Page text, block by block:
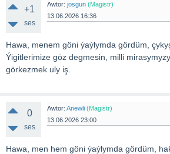
+1
ses
Awtor: josgun (Magistr)
13.06.2026 16:36
Hawa, menem göni ýaýlymda gördüm,
Ýigitlerimize göz degmesin, milli
görkezmek uly iş.
0
ses
Awtor: Anewli (Magistr)
13.06.2026 23:00
Hawa, men hem göni ýaýlymda gördüm,